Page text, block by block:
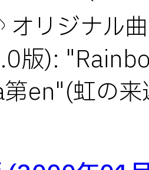
オリジナル
版):
en"(虹の